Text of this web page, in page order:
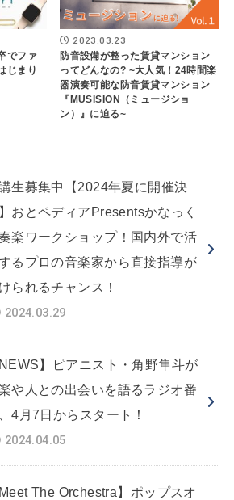
でファ
じまり
2023.03.23
防音設備が整った賃貸マンション
ってどんなの? ~大人気！24時間楽
器演奏可能な防音賃貸マンション
『MUSISION（ミュージショ
ン）』に迫る~
生募集中【2024年夏に開催決
おとペディアPresentsかなっく
楽ワークショップ！国内外で活
るプロの音楽家から直接指導が
られるチャンス！
2024.03.29
NEWS】ピアニスト・角野隼斗が
や人との出会いを語るラジオ番
4月7日からスタート！
2024.04.05
Meet The Orchestra】ポップスオ